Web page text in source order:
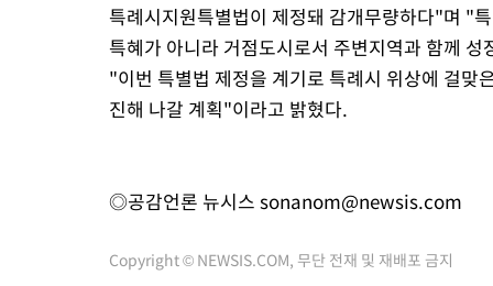
특례시지원특별법이 제정돼 감개무량하다"며 "
특혜가 아니라 거점도시로서 주변지역과 함께
"이번 특별법 제정을 계기로 특례시 위상에 걸맞
진해 나갈 계획"이라고 밝혔다.
◎공감언론 뉴시스 sonanom@newsis.com
Copyright © NEWSIS.COM, 무단 전재 및 재배포 금지